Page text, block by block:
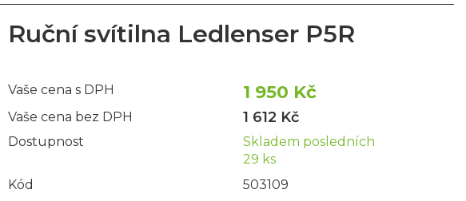
Ruční svítilna Ledlenser P5R
Vaše cena s DPH 1 950 Kč
Vaše cena bez DPH 1 612 Kč
Dostupnost
Skladem posledních
29 ks
Kód
503109